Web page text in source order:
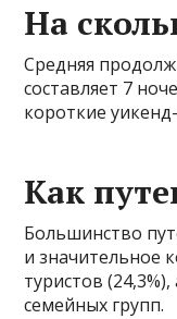
На
Средняя
составляет 7
короткие
Как
Большинство
и значительное
туристов
семейных групп.